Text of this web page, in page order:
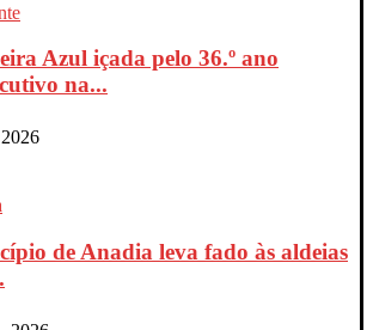
Azul içada pelo 36.º ano
na...
de Anadia leva fado às aldeias